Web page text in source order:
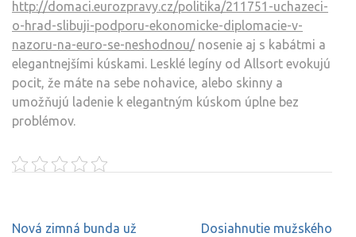
http://domaci.eurozpravy.cz/politika/211751-uchazeci-
o-hrad-slibuji-podporu-ekonomicke-diplomacie-v-
nazoru-na-euro-se-neshodnou/ nosenie aj s kabátmi a
elegantnejšími kúskami. Lesklé legíny od Allsort evokujú
pocit, že máte na sebe nohavice, alebo skinny a
umožňujú ladenie k elegantným kúskom úplne bez
problémov.
Navigace
Nová zimná bunda už
Dosiahnutie mužského